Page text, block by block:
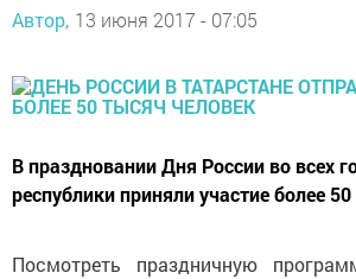
Автор, 13 июня 2017 - 07:05
В праздновании Дня России во всех
республики приняли участие более
Посмотреть праздничную